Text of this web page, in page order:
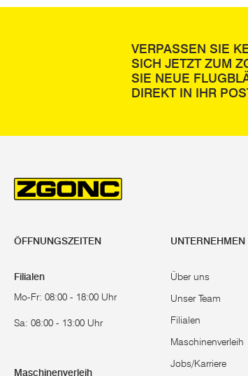
VERPASSEN SIE
SICH JETZT ZUM
SIE NEUE
DIREKT IN IHR
ÖFFNUNGSZEITEN
Filialen
Mo-Fr: 08:00 - 18:00 Uhr
Sa: 08:00 - 13:00 Uhr
Maschinenverleih
UNTERNEHMEN
Über uns
Unser Team
Filialen
Maschinenverleih
Jobs/Karriere